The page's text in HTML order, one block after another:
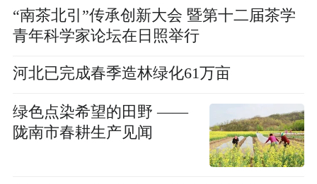
“南茶北引”传承创新大会 暨第十二届茶学
青年科学家论坛在日照举行
河北已完成春季造林绿化61万亩
绿色点染希望的田野 ——
陇南市春耕生产见闻